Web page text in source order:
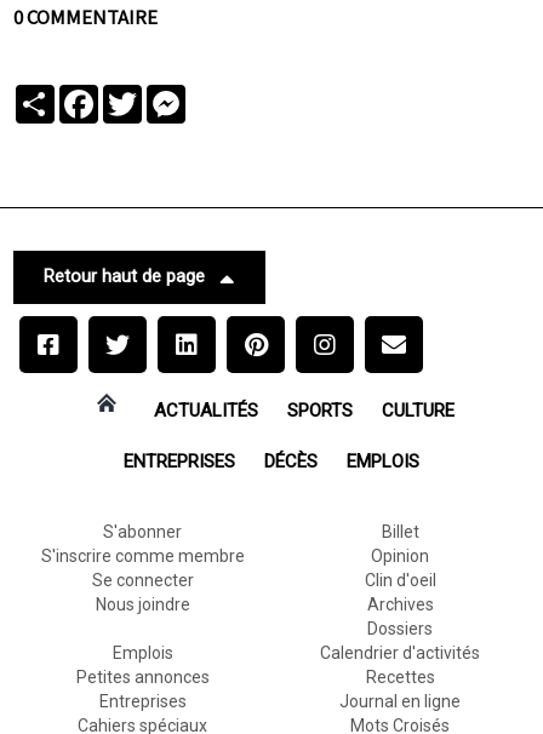
0 COMMENTAIRE
PartagerFacebook
Twitter
Retour haut de page
ACTUALITÉS SPORTS CULTURE
ENTREPRISES DÉCÈS EMPLOIS
S'abonner
S'inscrire comme membre
Se connecter
Nous joindre
Billet
Opinion
Clin d'oeil
Archives
Dossiers
Emplois
Petites annonces
Entreprises
Cahiers spéciaux
Calendrier d'activités
Recettes
Journal en ligne
Mots Croisés